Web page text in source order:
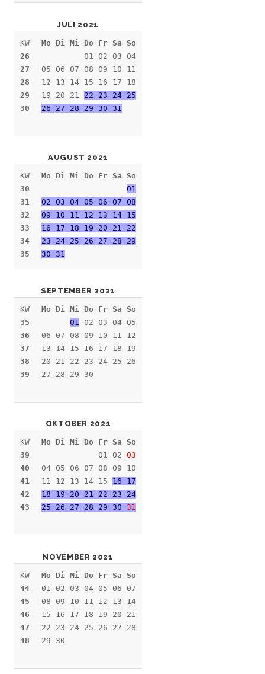
JULI 2021
KW
26
27
28
29
30
Mo Di Mi Do Fr Sa So
01 02 03 04
05 06 07 08 09 10 11
12 13 14 15 16 17 18
19 20 21 22 23 24 25
26 27 28 29 30 31
AUGUST 2021
KW
30
31
32
33
34
35
Mo Di Mi Do Fr Sa So
01
02 03 04 05 06 07 08
09 10 11 12 13 14 15
16 17 18 19 20 21 22
23 24 25 26 27 28 29
30 31
SEPTEMBER 2021
KW
35
36
37
38
39
Mo Di Mi Do Fr Sa So
01
02 03 04 05
06 07 08 09 10 11 12
13 14 15 16 17 18 19
20 21 22 23 24 25 26
27 28 29 30
OKTOBER 2021
KW
39
40
41
42
43
Mo Di Mi Do Fr Sa So
01 02 03
04 05 06 07 08 09 10
11 12 13 14 15 16 17
18 19 20 21 22 23 24
25 26 27 28 29 30 31
NOVEMBER 2021
KW
44
45
46
47
48
Mo Di Mi Do Fr Sa So
01 02 03 04 05 06 07
08 09 10 11 12 13 14
15 16 17 18 19 20 21
22 23 24 25 26 27 28
29 30